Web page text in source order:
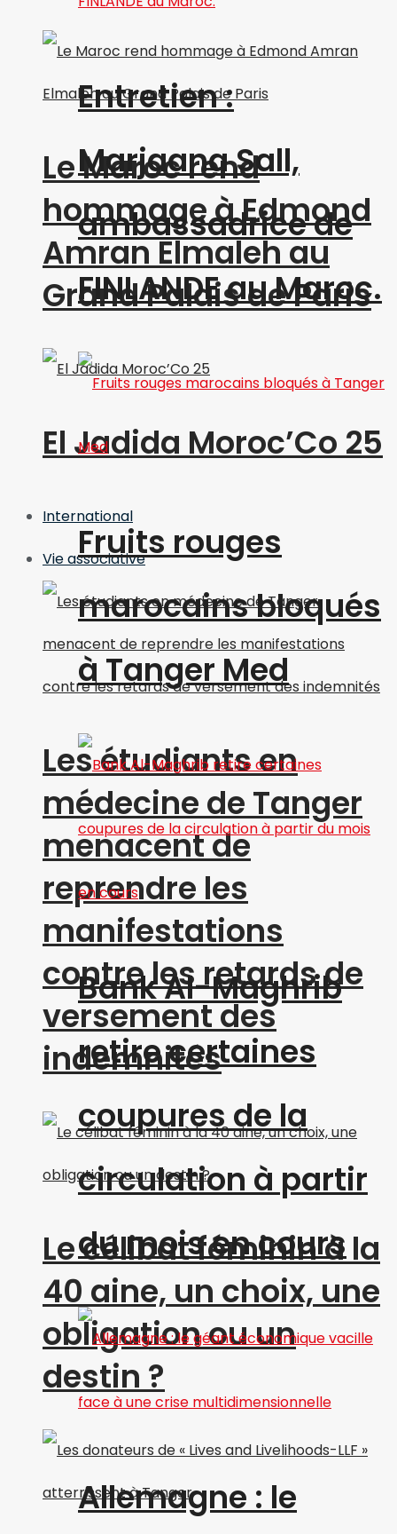
Le Maroc rend
hommage à Edmond
Amran Elmaleh au
Grand Palais de Paris
El Jadida Moroc’Co 25
International
Vie associative
Les étudiants en
médecine de Tanger
menacent de
reprendre les
manifestations
contre les retards de
versement des
indemnités
Le célibat féminin à la
40 aine, un choix, une
obligation ou un
destin ?
Entretien :
Marjaana Sall,
ambassadrice de
FINLANDE au Maroc.
Fruits rouges
marocains bloqués
à Tanger Med
Bank Al-Maghrib
retire certaines
coupures de la
circulation à partir
du mois en cours
Allemagne : le